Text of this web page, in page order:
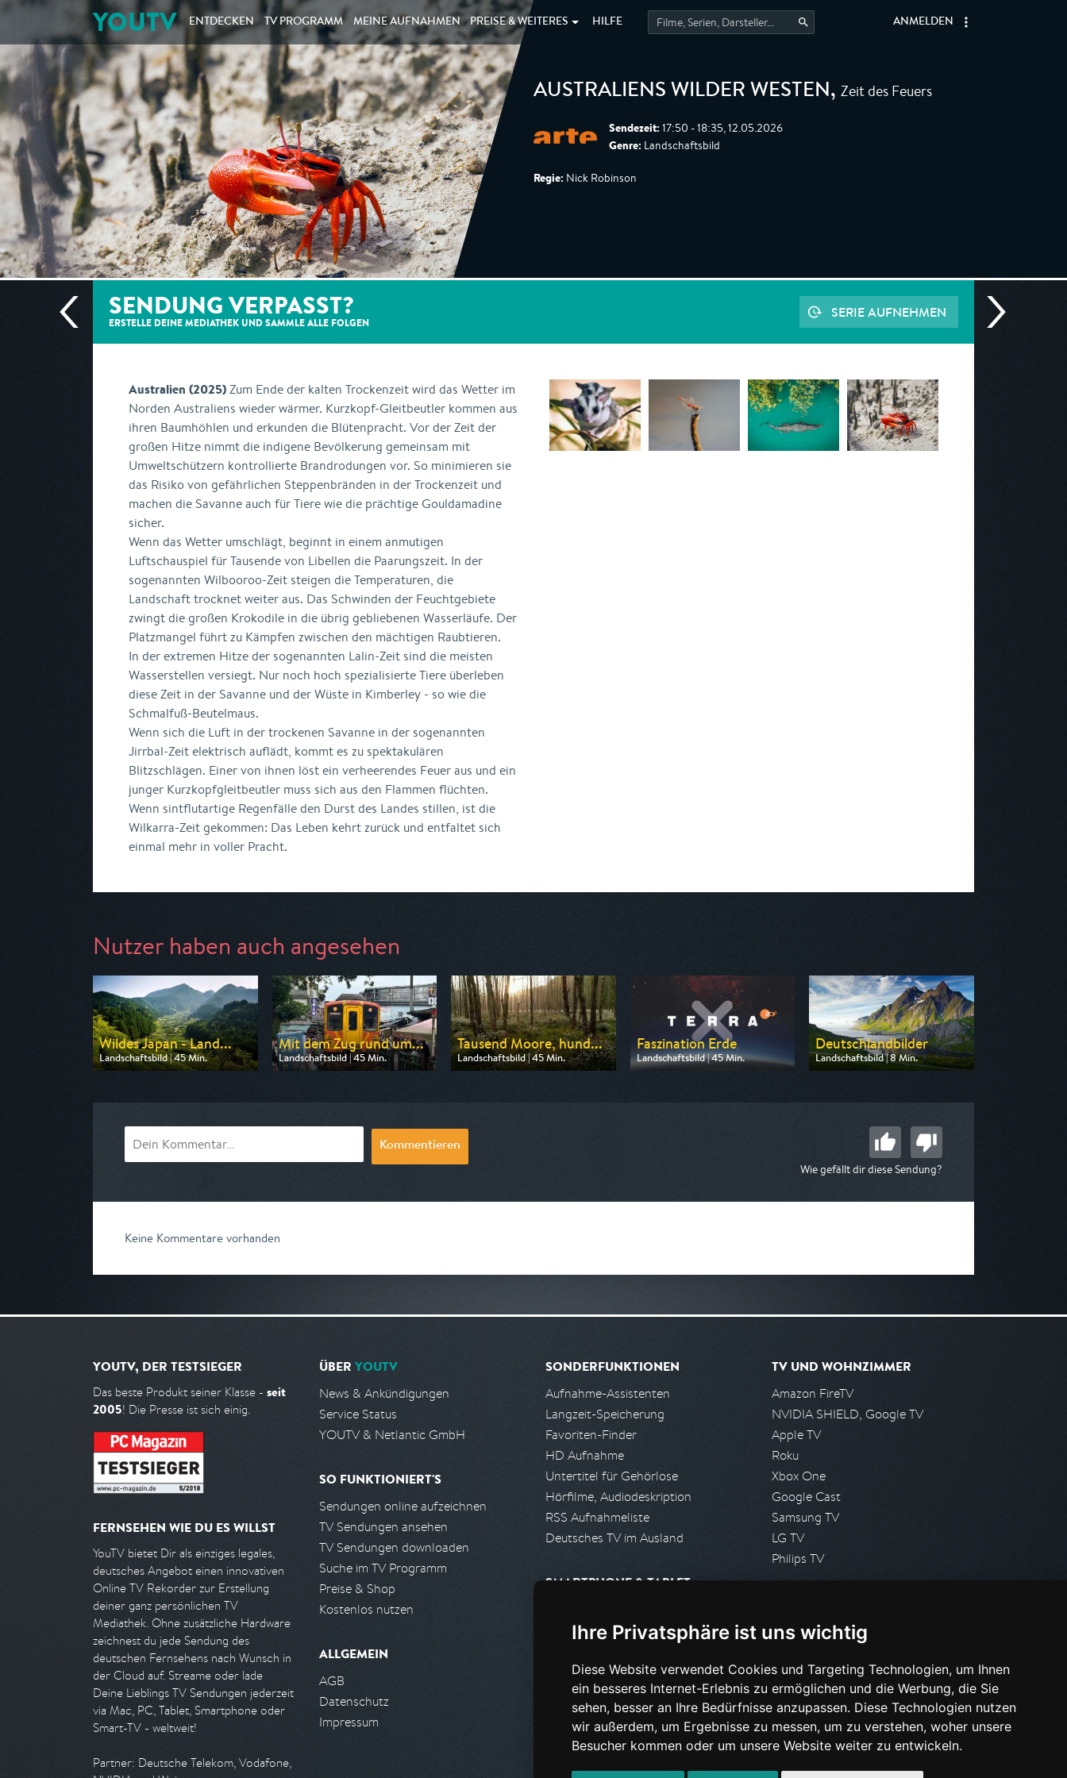
Ihre Privatsphäre ist uns wichtig
Diese Website verwendet Cookies und Targeting Technologien, um Ihnen
ein besseres Internet-Erlebnis zu ermöglichen und die Werbung, die Sie
sehen, besser an Ihre Bedürfnisse anzupassen. Diese Technologien nutzen
wir außerdem, um Ergebnisse zu messen, um zu verstehen, woher unsere
Besucher kommen oder um unsere Website weiter zu entwickeln.
YOUTV ENTDECKEN TV PROGRAMM MEINEAUFNAHMEN PREISE &WEITERES HILFE ANMELDEN
AUSTRALIENS WILDER WESTEN, Zeit des Feuers
Sendezeit: 17:50 - 18:35, 12.05.2026
Genre: Landschaftsbild
Regie: Nick Robinson
SENDUNG VERPASST?
ERSTELLE DEINE MEDIATHEK UND SAMMLE ALLE FOLGEN
SERIE AUFNEHMEN
Australien (2025)Zum Ende der kalten Trockenzeit wird das Wetter im
Norden Australiens wieder wärmer. Kurzkopf-Gleitbeutler kommen aus
ihren Baumhöhlen und erkunden die Blütenpracht. Vor der Zeit der
großen Hitze nimmt die indigene Bevölkerung gemeinsam mit
Umweltschützern kontrollierte Brandrodungen vor. So minimieren sie
das Risiko von gefährlichen Steppenbränden in der Trockenzeit und
machen die Savanne auch für Tiere wie die prächtige Gouldamadine
sicher.
Wenn das Wetter umschlägt, beginnt in einem anmutigen
Luftschauspiel für Tausende von Libellen die Paarungszeit. In der
sogenannten Wilbooroo-Zeit steigen die Temperaturen, die
Landschaft trocknet weiter aus. Das Schwinden der Feuchtgebiete
zwingt die großen Krokodile in die übrig gebliebenen Wasserläufe. Der
Platzmangel führt zu Kämpfen zwischen den mächtigen Raubtieren.
In der extremen Hitze der sogenannten Lalin-Zeit sind die meisten
Wasserstellen versiegt. Nur noch hoch spezialisierte Tiere überleben
diese Zeit in der Savanne und der Wüste in Kimberley - so wie die
Schmalfuß-Beutelmaus.
Wenn sich die Luft in der trockenen Savanne in der sogenannten
Jirrbal-Zeit elektrisch auflädt, kommt es zu spektakulären
Blitzschlägen. Einer von ihnen löst ein verheerendes Feuer aus und ein
junger Kurzkopfgleitbeutler muss sich aus den Flammen flüchten.
Wenn sintflutartige Regenfälle den Durst des Landes stillen, ist die
Wilkarra-Zeit gekommen: Das Leben kehrt zurück und entfaltet sich
einmal mehr in voller Pracht.
Nutzer haben auch angesehen
Wildes Japan - Land...
Landschaftsbild | 45 Min.
Ausgestrahlt von Phoenix
Mit dem Zug rund um...
Landschaftsbild | 45 Min.
Ausgestrahlt von ARD alpha
Tausend Moore, hund...
Landschaftsbild | 45 Min.
Ausgestrahlt von rbb
Faszination Erde
Landschaftsbild | 45 Min.
Ausgestrahlt von ZDF neo
Deutschlandbilder
Landschaftsbild | 8 Min.
Ausgestrahlt von ARD
Kommentieren
Wie gefällt dir diese Sendung?
Keine Kommentare vorhanden
YOUTV, DER TESTSIEGER
Das beste Produkt seiner Klasse - seit
2005! Die Presse ist sich einig.
FERNSEHEN WIE DU ES WILLST
YouTV bietet Dir als einziges legales,
deutsches Angebot einen innovativen
Online TV Rekorder zur Erstellung
deiner ganz persönlichen TV
Mediathek. Ohne zusätzliche Hardware
zeichnest du jede Sendung des
deutschen Fernsehens nach Wunsch in
der Cloud auf. Streame oder lade
Deine Lieblings TV Sendungen jederzeit
via Mac, PC, Tablet, Smartphone oder
Smart-TV - weltweit!
Partner: Deutsche Telekom, Vodafone,
ÜBER YOUTV
News & Ankündigungen
Service Status
YOUTV & Netlantic GmbH
SO FUNKTIONIERT'S
Sendungen online aufzeichnen
TV Sendungen ansehen
TV Sendungen downloaden
Suche im TV Programm
Preise & Shop
Kostenlos nutzen
ALLGEMEIN
AGB
Datenschutz
Impressum
SONDERFUNKTIONEN
Aufnahme-Assistenten
Langzeit-Speicherung
Favoriten-Finder
HD Aufnahme
Untertitel für Gehörlose
Hörfilme, Audiodeskription
RSS Aufnahmeliste
Deutsches TV im Ausland
SMARTPHONE & TABLET
Android App
PARTNER
Partnerliste
Partner werden
TV UND WOHNZIMMER
Amazon FireTV
NVIDIA SHIELD, Google TV
Apple TV
Roku
Xbox One
Google Cast
Samsung TV
LG TV
Philips TV
Presseanfrage stellen
HILFE & SUPPORT
Häufig gestellte Fragen
Anfrage stellen